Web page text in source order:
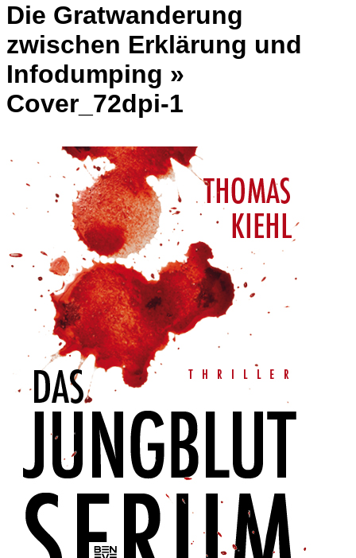
Die Gratwanderung
zwischen Erklärung und
Infodumping »
Cover_72dpi-1